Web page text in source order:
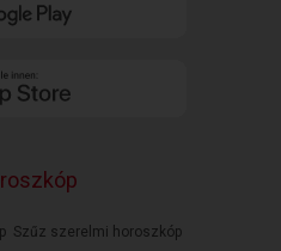
Szűz szerelmi horoszkóp